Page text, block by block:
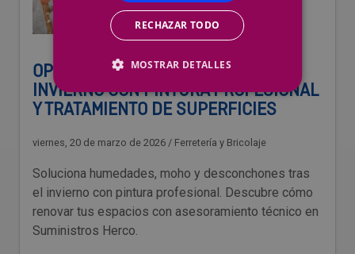
OPERACIÓN RESCATE TRAS EL
INVIERNO CON PINTURA PROFESIONAL
Y TRATAMIENTO DE SUPERFICIES
viernes, 20 de marzo de 2026 / Ferretería y Bricolaje
Soluciona humedades, moho y desconchones tras
el invierno con pintura profesional. Descubre cómo
renovar tus espacios con asesoramiento técnico en
Suministros Herco.
RECHAZAR TODO
MOSTRAR DETALLES